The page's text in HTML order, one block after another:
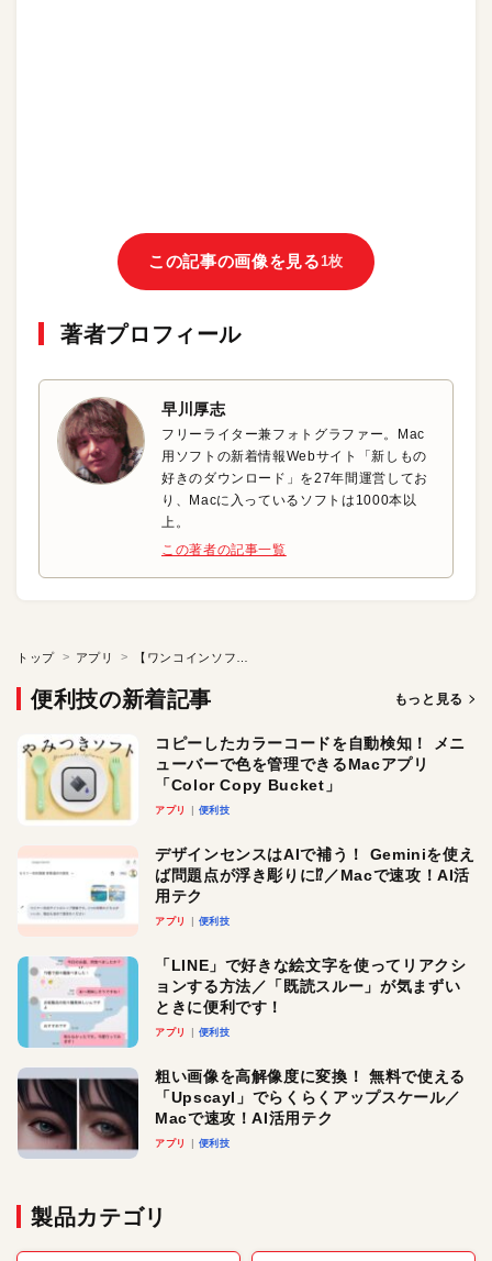
この記事の画像を見る 1枚
著者プロフィール
早川厚志
フリーライター兼フォトグラファー。Mac
用ソフトの新着情報Webサイト「新しもの
好きのダウンロード」を27年間運営してお
り、Macに入っているソフトは1000本以
上。
この著者の記事一覧
トップ アプリ
便利技の新着記事 もっと見る
コピーしたカラーコードを自動検知！ メニ
ューバーで色を管理できるMacアプリ
「Color Copy Bucket」
アプリ 便利技
デザインセンスはAIで補う！ Geminiを使え
ば問題点が浮き彫りに⁉︎／Macで速攻！AI活
用テク
アプリ 便利技
「LINE」で好きな絵文字を使ってリアクシ
ョンする方法／「既読スルー」が気まずい
ときに便利です！
アプリ 便利技
粗い画像を高解像度に変換！ 無料で使える
「Upscayl」でらくらくアップスケール／
Macで速攻！AI活用テク
アプリ 便利技
製品カテゴリ